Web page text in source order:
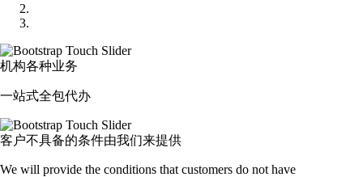
机构各种业务
一站式全包代办
客户不具备的条件由我们来提供
We will provide the conditions that customers do not have